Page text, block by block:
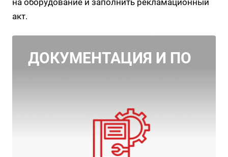
на оборудование и заполнить рекламационный
акт.
ДОКУМЕНТАЦИЯ И ПО